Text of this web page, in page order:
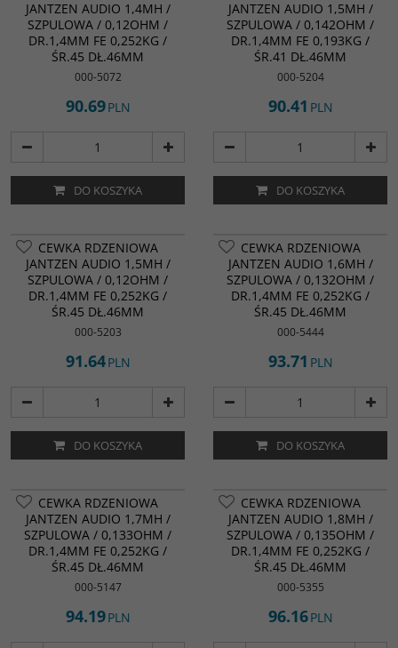
JANTZEN AUDIO 1,4MH /
SZPULOWA / 0,12OHM /
DR.1,4MM FE 0,252KG /
ŚR.45 DŁ.46MM
000-5072
90.69PLN
DO KOSZYKA
JANTZEN AUDIO 1,5MH /
SZPULOWA / 0,142OHM /
DR.1,4MM FE 0,193KG /
ŚR.41 DŁ.46MM
000-5204
90.41 PLN
DO KOSZYKA
CEWKA RDZENIOWA
JANTZEN AUDIO 1,5MH /
SZPULOWA / 0,12OHM /
DR.1,4MM FE 0,252KG /
ŚR.45 DŁ.46MM
000-5203
91.64PLN
DO KOSZYKA
CEWKA RDZENIOWA
JANTZEN AUDIO 1,6MH /
SZPULOWA / 0,132OHM /
DR.1,4MM FE 0,252KG /
ŚR.45 DŁ.46MM
000-5444
93.71 PLN
DO KOSZYKA
CEWKA RDZENIOWA
JANTZEN AUDIO 1,7MH /
SZPULOWA / 0,133OHM /
DR.1,4MM FE 0,252KG /
ŚR.45 DŁ.46MM
000-5147
94.19PLN
CEWKA RDZENIOWA
JANTZEN AUDIO 1,8MH /
SZPULOWA / 0,135OHM /
DR.1,4MM FE 0,252KG /
ŚR.45 DŁ.46MM
000-5355
96.16PLN